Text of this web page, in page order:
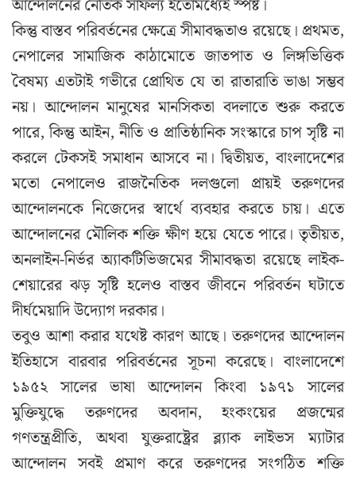
আন্দোলনের নৈতিক সাফল্য ইতোমধ্যেই স্পষ্ট।
কিন্তু বাস্তব পরিবর্তনের ক্ষেত্রে সীমাবদ্ধতাও রয়েছে। প্রথমত,
নেপালের সামাজিক কাঠামোতে জাতপাত ও লিঙ্গভিত্তিক
বৈষম্য এতটাই গভীরে প্রোথিত যে তা রাতারাতি ভাঙা সম্ভব
নয়। আন্দোলন মানুষের মানসিকতা বদলাতে শুরু করতে
পারে, কিন্তু আইন, নীতি ও প্রাতিষ্ঠানিক সংস্কারে চাপ সৃষ্টি না
করলে টেকসই সমাধান আসবে না। দ্বিতীয়ত, বাংলাদেশের
মতো নেপালেও রাজনৈতিক দলগুলো প্রায়ই তরুণদের
আন্দোলনকে নিজেদের স্বার্থে ব্যবহার করতে চায়। এতে
আন্দোলনের মৌলিক শক্তি ক্ষীণ হয়ে যেতে পারে। তৃতীয়ত,
অনলাইন-নির্ভর অ্যাকটিভিজমের সীমাবদ্ধতা রয়েছে লাইক-
শেয়ারের ঝড় সৃষ্টি হলেও বাস্তব জীবনে পরিবর্তন ঘটাতে
দীর্ঘমেয়াদি উদ্যোগ দরকার।
তবুও আশা করার যথেষ্ট কারণ আছে। তরুণদের আন্দোলন
ইতিহাসে বারবার পরিবর্তনের সূচনা করেছে। বাংলাদেশে
১৯৫২ সালের ভাষা আন্দোলন কিংবা ১৯৭১ সালের
মুক্তিযুদ্ধে তরুণদের অবদান, হংকংয়ের প্রজন্মের
গণতন্ত্রপ্রীতি, অথবা যুক্তরাষ্ট্রের ব্ল্যাক লাইভস ম্যাটার
আন্দোলন সবই প্রমাণ করে তরুণদের সংগঠিত শক্তি